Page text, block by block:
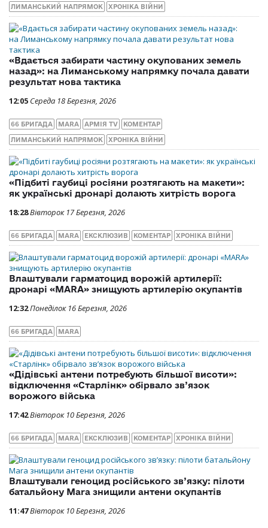
ЛИМАНСЬКИЙ НАПРЯМОК ХРОНІКА ВІЙНИ
«Вдається забирати частину окупованих земель
назад»: на Лиманському напрямку почала давати
результат нова тактика
12:05 Середа 18 Березня, 2026
66 БРИГАДА MARA АРМІЯ TV КОМЕНТАР
ЛИМАНСЬКИЙ НАПРЯМОК ХРОНІКА ВІЙНИ
«Підбиті гаубиці росіяни розтягають на макети»:
як українські дронарі долають хитрість ворога
18:28Вівторок 17 Березня, 2026
66 БРИГАДА MARA ЕКСКЛЮЗИВ КОМЕНТАР ХРОНІКА ВІЙНИ
Влаштували гарматоцид ворожій артилерії:
дронарі «MARA» знищують артилерію окупантів
12:32Понеділок 16 Березня, 2026
66 БРИГАДА MARA
«Дідівські антени потребують більшої висоти»:
відключення «Старлінк» обірвало зв’язок
ворожого війська
17:42Вівторок 10 Березня, 2026
66 БРИГАДА MARA ЕКСКЛЮЗИВ КОМЕНТАР ХРОНІКА ВІЙНИ
Влаштували геноцид російського зв’язку: пілоти
батальйону Mara знищили антени окупантів
11:47Вівторок 10 Березня, 2026